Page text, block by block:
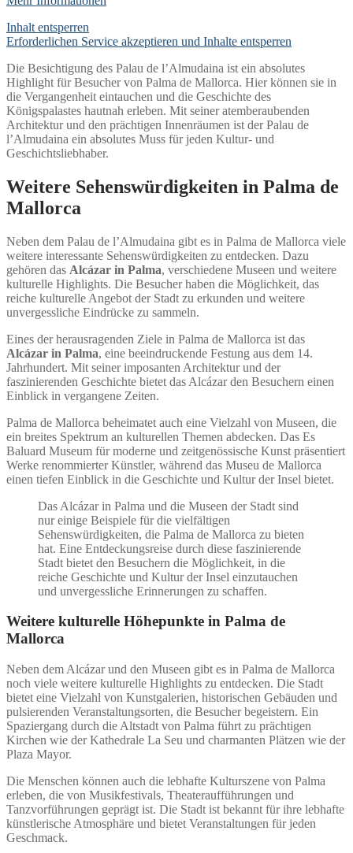
Inhalt entsperren
Erforderlichen Service akzeptieren und Inhalte entsperren
Die Besichtigung des Palau de l’Almudaina ist ein absolutes
Highlight für Besucher von Palma de Mallorca. Hier können sie in
die Vergangenheit eintauchen und die Geschichte des
Königspalastes hautnah erleben. Mit seiner atemberaubenden
Architektur und den prächtigen Innenräumen ist der Palau de
l’Almudaina ein absolutes Muss für jeden Kultur- und
Geschichtsliebhaber.
Weitere Sehenswürdigkeiten in Palma de
Mallorca
Neben dem Palau de l’Almudaina gibt es in Palma de Mallorca viele
weitere interessante Sehenswürdigkeiten zu entdecken. Dazu
gehören das Alcázar in Palma, verschiedene Museen und weitere
kulturelle Highlights. Die Besucher haben die Möglichkeit, das
reiche kulturelle Angebot der Stadt zu erkunden und weitere
unvergessliche Eindrücke zu sammeln.
Eines der herausragenden Ziele in Palma de Mallorca ist das
Alcázar in Palma, eine beeindruckende Festung aus dem 14.
Jahrhundert. Mit seiner imposanten Architektur und der
faszinierenden Geschichte bietet das Alcázar den Besuchern einen
Einblick in vergangene Zeiten.
Palma de Mallorca beheimatet auch eine Vielzahl von Museen, die
ein breites Spektrum an kulturellen Themen abdecken. Das Es
Baluard Museum für moderne und zeitgenössische Kunst präsentiert
Werke renommierter Künstler, während das Museu de Mallorca
einen tiefen Einblick in die Geschichte und Kultur der Insel bietet.
Das Alcázar in Palma und die Museen der Stadt sind
nur einige Beispiele für die vielfältigen
Sehenswürdigkeiten, die Palma de Mallorca zu bieten
hat. Eine Entdeckungsreise durch diese faszinierende
Stadt bietet den Besuchern die Möglichkeit, in die
reiche Geschichte und Kultur der Insel einzutauchen
und unvergessliche Erinnerungen zu schaffen.
Weitere kulturelle Höhepunkte in Palma de
Mallorca
Neben dem Alcázar und den Museen gibt es in Palma de Mallorca
noch viele weitere kulturelle Highlights zu entdecken. Die Stadt
bietet eine Vielzahl von Kunstgalerien, historischen Gebäuden und
pulsierenden Veranstaltungsorten, die Besucher begeistern. Ein
Spaziergang durch die Altstadt von Palma führt zu prächtigen
Kirchen wie der Kathedrale La Seu und charmanten Plätzen wie der
Plaza Mayor.
Die Menschen können auch die lebhafte Kulturszene von Palma
erleben, die von Musikfestivals, Theateraufführungen und
Tanzvorführungen geprägt ist. Die Stadt ist bekannt für ihre lebhafte
künstlerische Atmosphäre und bietet Veranstaltungen für jeden
Geschmack.